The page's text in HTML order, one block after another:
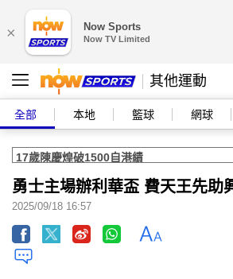
× Now Sports
Now TV Limited
其他運動
全部 本地 籃球 網球
勇士主場辦利華盃 費天王先助
2025/09/18 16:57